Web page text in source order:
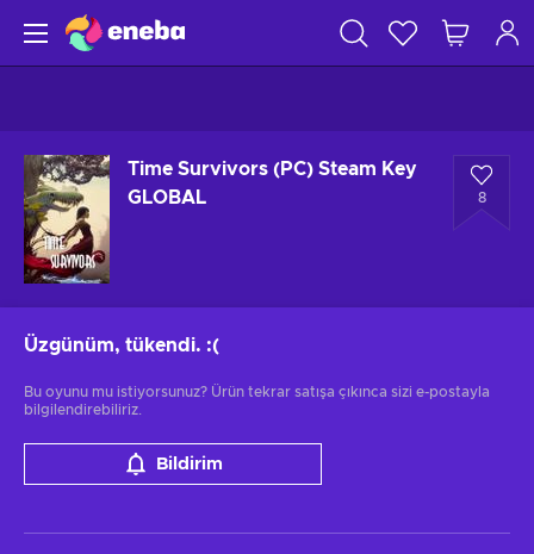
Time Survivors (PC) Steam Key
GLOBAL
8
Üzgünüm, tükendi. :(
Bu oyunu mu istiyorsunuz? Ürün tekrar satışa çıkınca sizi e-postayla
bilgilendirebiliriz.
Bildirim